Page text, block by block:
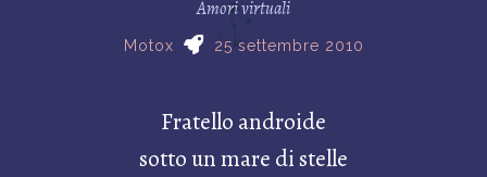
Amori virtuali
Motox 25 settembre 2010
Fratello androide
sotto un mare di stelle